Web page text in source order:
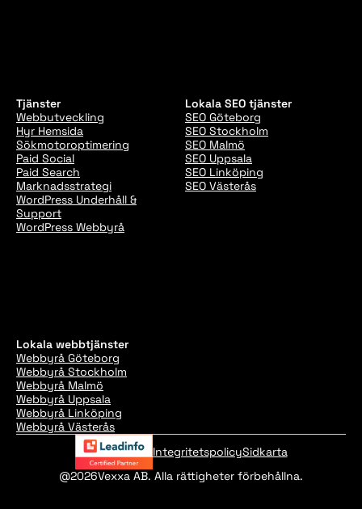
Tjänster
Webbutveckling
Hyr Hemsida
Sökmotoroptimering
Paid Social
Paid Search
Marknadsstrategi
WordPress Underhåll &
Support
WordPress Webbyrå
Lokala SEO tjänster
SEO Göteborg
SEO Stockholm
SEO Malmö
SEO Uppsala
SEO Linköping
SEO Västerås
Lokala webbtjänster
Webbyrå Göteborg
Webbyrå Stockholm
Webbyrå Malmö
Webbyrå Uppsala
Webbyrå Linköping
Webbyrå Västerås
IntegritetspolicySidkarta
@2026Vexxa AB. Alla rättigheter förbehållna.